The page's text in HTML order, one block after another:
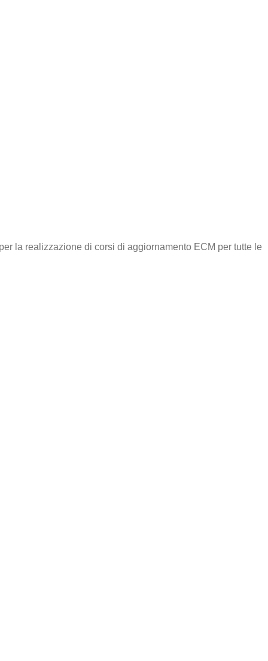
la realizzazione di corsi di aggiornamento ECM per tutte le